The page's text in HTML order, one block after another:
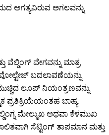
ಅಗತ್ಯವಿರುವ ಅಗಲವನ್ನು
ವೇಗವನ್ನು ಮಾತ್ರ
ವೋಲ್ಟೇಜ್ ಬದಲಾವಣೆಯನ್ನು
ಲೂಪ್ ನಿಯಂತ್ರಣವನ್ನು
ಪ್ರತಿಕ್ರಿಯೆಯಂತಹ ಬಾಹ್ಯ
ಮೇಲ್ಮುಖ ಅಥವಾ ಕೆಳಮುಖ
ಸೆಟ್ಟಿಂಗ್ ತಾಪಮಾನ ಮತ್ತು